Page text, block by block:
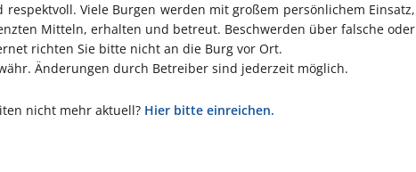
Viele Burgen werden mit großem persönlichem Einsatz,
Mitteln, erhalten und betreut. Beschwerden über falsche oder
richten Sie bitte nicht an die Burg vor Ort.
Änderungen durch Betreiber sind jederzeit möglich.
nicht mehr aktuell? Hier bitte einreichen.